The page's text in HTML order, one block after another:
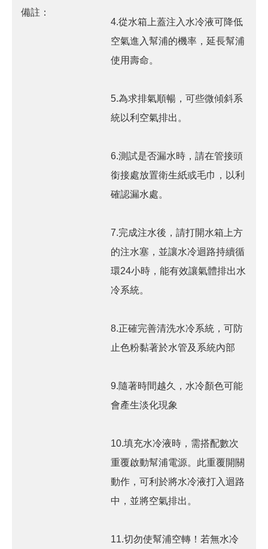
備註：
4.從水箱上蓋注入水冷液可降低
空氣進入幫浦的機率，延長幫浦
使用壽命。
5.為求排氣順暢，可些微傾斜系
統以利空氣排出。
6.測試是否漏水時，請在管接頭
銜接處放置衛生紙或毛巾，以利
確認漏水處。
7.完成注水後，請打開水箱上方
的注水塞，並讓水冷迴路持續循
環24小時，能有效讓氣體排出水
冷系統。
8.正確完善清洗水冷系統，可防
止色粉黏著於水管及系統內部
9.隨著時間越久，水冷顏色可能
會產生淡化現象
10.填充水冷液時，需搭配數次
重覆啟動幫浦電源。此重覆開關
動作，可利於將水冷液打入迴路
中，並將空氣排出。
11.切勿使幫浦空轉！若無水冷